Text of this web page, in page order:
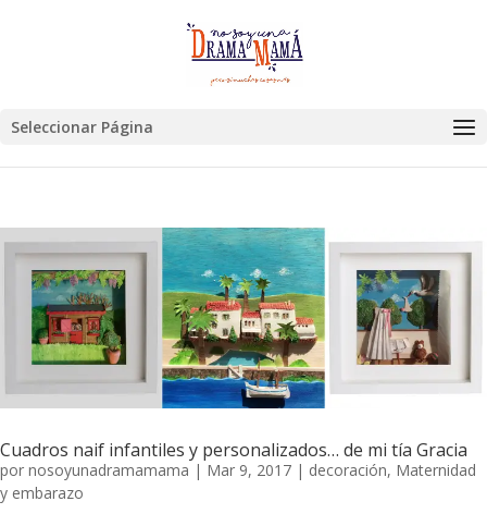
Seleccionar Página
Cuadros naif infantiles y personalizados… de mi tía Gracia
por nosoyunadramamama | Mar 9, 2017 | decoración, Maternidad
y embarazo